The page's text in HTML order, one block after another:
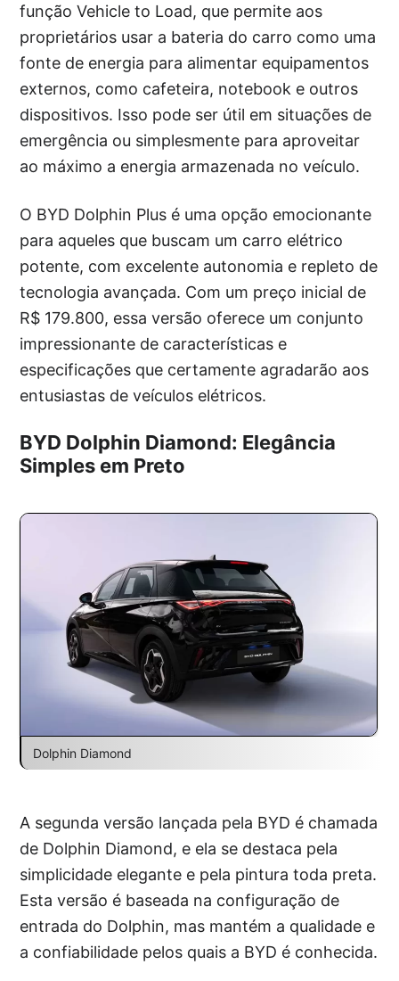
função Vehicle to Load, que permite aos
proprietários usar a bateria do carro como uma
fonte de energia para alimentar equipamentos
externos, como cafeteira, notebook e outros
dispositivos. Isso pode ser útil em situações de
emergência ou simplesmente para aproveitar
ao máximo a energia armazenada no veículo.
O BYD Dolphin Plus é uma opção emocionante
para aqueles que buscam um carro elétrico
potente, com excelente autonomia e repleto de
tecnologia avançada. Com um preço inicial de
R$ 179.800, essa versão oferece um conjunto
impressionante de características e
especificações que certamente agradarão aos
entusiastas de veículos elétricos.
BYD Dolphin Diamond: Elegância
Simples em Preto
Dolphin Diamond
A segunda versão lançada pela BYD é chamada
de Dolphin Diamond, e ela se destaca pela
simplicidade elegante e pela pintura toda preta.
Esta versão é baseada na configuração de
entrada do Dolphin, mas mantém a qualidade e
a confiabilidade pelos quais a BYD é conhecida.